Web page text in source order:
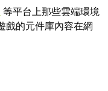
等平台上那些雲端環境
戲的元件庫內容在網